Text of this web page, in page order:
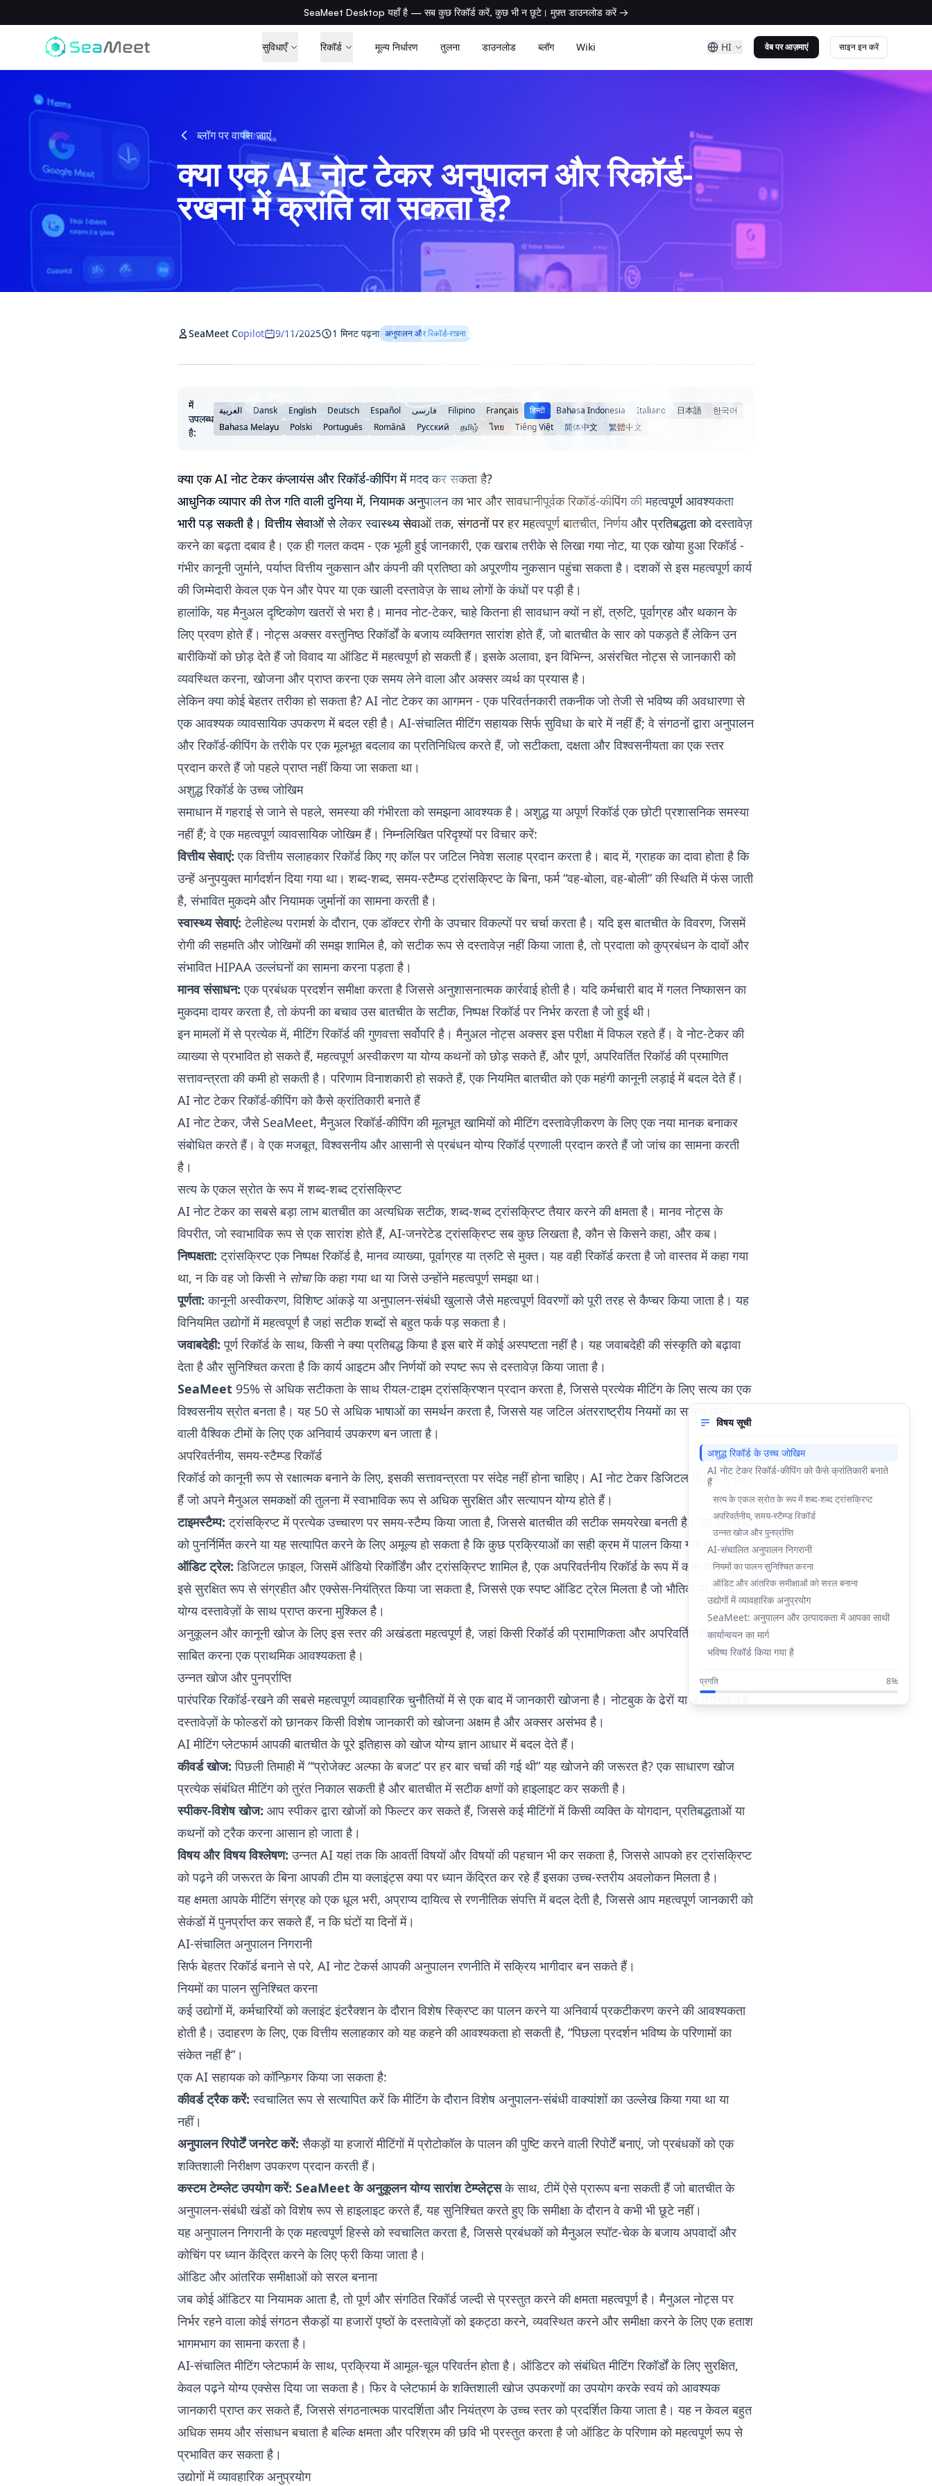
SeaMeet Desktop यहाँ है — सब कुछ रिकॉर्ड करें, कुछ भी न छूटे। मुफ़्त डाउनलोड करें →
सुविधाएँ रिकॉर्ड मूल्य निर्धारण तुलना डाउनलोड ब्लॉग Wiki HI वेब पर आज़माएं साइन इन करें
ब्लॉग पर वापस जाएं
क्या एक AI नोट टेकर अनुपालन और रिकॉर्ड-
रखना में क्रांति ला सकता है?
SeaMeet Copilot 9/11/2025 1 मिनट पढ़ना अनुपालन और रिकॉर्ड-रखना
में
उपलब्ध
है:
العربية Dansk English Deutsch Español فارسی Filipino Français हिन्दी Bahasa Indonesia Italiano 日本語
한국어
Bahasa Melayu
Polski Português Română Русский தமிழ் ไทย Tiếng Việt 简体中文 繁體中文
विषय सूची
अशुद्ध रिकॉर्ड के उच्च जोखिम
AI नोट टेकर रिकॉर्ड-कीपिंग को कैसे क्रांतिकारी बनाते
हैं
सत्य के एकल स्रोत के रूप में शब्द-शब्द ट्रांसक्रिप्ट
अपरिवर्तनीय, समय-स्टैम्प्ड रिकॉर्ड
उन्नत खोज और पुनर्प्राप्ति
AI-संचालित अनुपालन निगरानी
नियमों का पालन सुनिश्चित करना
ऑडिट और आंतरिक समीक्षाओं को सरल बनाना
उद्योगों में व्यावहारिक अनुप्रयोग
SeaMeet: अनुपालन और उत्पादकता में आपका साथी
कार्यान्वयन का मार्ग
भविष्य रिकॉर्ड किया गया है
प्रगति 8%
क्या एक AI नोट टेकर कंप्लायंस और रिकॉर्ड-कीपिंग में मदद कर सकता है?
आधुनिक व्यापार की तेज गति वाली दुनिया में, नियामक अनुपालन का भार और सावधानीपूर्वक रिकॉर्ड-कीपिंग की महत्वपूर्ण आवश्यकता
भारी पड़ सकती है। वित्तीय सेवाओं से लेकर स्वास्थ्य सेवाओं तक, संगठनों पर हर महत्वपूर्ण बातचीत, निर्णय और प्रतिबद्धता को दस्तावेज़
करने का बढ़ता दबाव है। एक ही गलत कदम - एक भूली हुई जानकारी, एक खराब तरीके से लिखा गया नोट, या एक खोया हुआ रिकॉर्ड -
गंभीर कानूनी जुर्माने, पर्याप्त वित्तीय नुकसान और कंपनी की प्रतिष्ठा को अपूरणीय नुकसान पहुंचा सकता है। दशकों से इस महत्वपूर्ण कार्य
की जिम्मेदारी केवल एक पेन और पेपर या एक खाली दस्तावेज़ के साथ लोगों के कंधों पर पड़ी है।
हालांकि, यह मैनुअल दृष्टिकोण खतरों से भरा है। मानव नोट-टेकर, चाहे कितना ही सावधान क्यों न हों, त्रुटि, पूर्वाग्रह और थकान के
लिए प्रवण होते हैं। नोट्स अक्सर वस्तुनिष्ठ रिकॉर्डों के बजाय व्यक्तिगत सारांश होते हैं, जो बातचीत के सार को पकड़ते हैं लेकिन उन
बारीकियों को छोड़ देते हैं जो विवाद या ऑडिट में महत्वपूर्ण हो सकती हैं। इसके अलावा, इन विभिन्न, असंरचित नोट्स से जानकारी को
व्यवस्थित करना, खोजना और प्राप्त करना एक समय लेने वाला और अक्सर व्यर्थ का प्रयास है।
लेकिन क्या कोई बेहतर तरीका हो सकता है? AI नोट टेकर का आगमन - एक परिवर्तनकारी तकनीक जो तेजी से भविष्य की अवधारणा से
एक आवश्यक व्यावसायिक उपकरण में बदल रही है। AI-संचालित मीटिंग सहायक सिर्फ सुविधा के बारे में नहीं हैं; वे संगठनों द्वारा अनुपालन
और रिकॉर्ड-कीपिंग के तरीके पर एक मूलभूत बदलाव का प्रतिनिधित्व करते हैं, जो सटीकता, दक्षता और विश्वसनीयता का एक स्तर
प्रदान करते हैं जो पहले प्राप्त नहीं किया जा सकता था।
अशुद्ध रिकॉर्ड के उच्च जोखिम
समाधान में गहराई से जाने से पहले, समस्या की गंभीरता को समझना आवश्यक है। अशुद्ध या अपूर्ण रिकॉर्ड एक छोटी प्रशासनिक समस्या
नहीं हैं; वे एक महत्वपूर्ण व्यावसायिक जोखिम हैं। निम्नलिखित परिदृश्यों पर विचार करें:
वित्तीय सेवाएं: एक वित्तीय सलाहकार रिकॉर्ड किए गए कॉल पर जटिल निवेश सलाह प्रदान करता है। बाद में, ग्राहक का दावा होता है कि
उन्हें अनुपयुक्त मार्गदर्शन दिया गया था। शब्द-शब्द, समय-स्टैम्प्ड ट्रांसक्रिप्ट के बिना, फर्म “वह-बोला, वह-बोली” की स्थिति में फंस जाती
है, संभावित मुकदमे और नियामक जुर्मानों का सामना करती है।
स्वास्थ्य सेवाएं: टेलीहेल्थ परामर्श के दौरान, एक डॉक्टर रोगी के उपचार विकल्पों पर चर्चा करता है। यदि इस बातचीत के विवरण, जिसमें
रोगी की सहमति और जोखिमों की समझ शामिल है, को सटीक रूप से दस्तावेज़ नहीं किया जाता है, तो प्रदाता को कुप्रबंधन के दावों और
संभावित HIPAA उल्लंघनों का सामना करना पड़ता है।
मानव संसाधन: एक प्रबंधक प्रदर्शन समीक्षा करता है जिससे अनुशासनात्मक कार्रवाई होती है। यदि कर्मचारी बाद में गलत निष्कासन का
मुकदमा दायर करता है, तो कंपनी का बचाव उस बातचीत के सटीक, निष्पक्ष रिकॉर्ड पर निर्भर करता है जो हुई थी।
इन मामलों में से प्रत्येक में, मीटिंग रिकॉर्ड की गुणवत्ता सर्वोपरि है। मैनुअल नोट्स अक्सर इस परीक्षा में विफल रहते हैं। वे नोट-टेकर की
व्याख्या से प्रभावित हो सकते हैं, महत्वपूर्ण अस्वीकरण या योग्य कथनों को छोड़ सकते हैं, और पूर्ण, अपरिवर्तित रिकॉर्ड की प्रमाणित
सत्तावन्त्रता की कमी हो सकती है। परिणाम विनाशकारी हो सकते हैं, एक नियमित बातचीत को एक महंगी कानूनी लड़ाई में बदल देते हैं।
AI नोट टेकर रिकॉर्ड-कीपिंग को कैसे क्रांतिकारी बनाते हैं
AI नोट टेकर, जैसे SeaMeet, मैनुअल रिकॉर्ड-कीपिंग की मूलभूत खामियों को मीटिंग दस्तावेज़ीकरण के लिए एक नया मानक बनाकर
संबोधित करते हैं। वे एक मजबूत, विश्वसनीय और आसानी से प्रबंधन योग्य रिकॉर्ड प्रणाली प्रदान करते हैं जो जांच का सामना करती
है।
सत्य के एकल स्रोत के रूप में शब्द-शब्द ट्रांसक्रिप्ट
AI नोट टेकर का सबसे बड़ा लाभ बातचीत का अत्यधिक सटीक, शब्द-शब्द ट्रांसक्रिप्ट तैयार करने की क्षमता है। मानव नोट्स के
विपरीत, जो स्वाभाविक रूप से एक सारांश होते हैं, AI-जनरेटेड ट्रांसक्रिप्ट सब कुछ लिखता है, कौन से किसने कहा, और कब।
निष्पक्षता: ट्रांसक्रिप्ट एक निष्पक्ष रिकॉर्ड है, मानव व्याख्या, पूर्वाग्रह या त्रुटि से मुक्त। यह वही रिकॉर्ड करता है जो वास्तव में कहा गया
था, न कि वह जो किसी ने सोचाकि कहा गया था या जिसे उन्होंने महत्वपूर्ण समझा था।
पूर्णता: कानूनी अस्वीकरण, विशिष्ट आंकड़े या अनुपालन-संबंधी खुलासे जैसे महत्वपूर्ण विवरणों को पूरी तरह से कैप्चर किया जाता है। यह
विनियमित उद्योगों में महत्वपूर्ण है जहां सटीक शब्दों से बहुत फर्क पड़ सकता है।
जवाबदेही: पूर्ण रिकॉर्ड के साथ, किसी ने क्या प्रतिबद्ध किया है इस बारे में कोई अस्पष्टता नहीं है। यह जवाबदेही की संस्कृति को बढ़ावा
देता है और सुनिश्चित करता है कि कार्य आइटम और निर्णयों को स्पष्ट रूप से दस्तावेज़ किया जाता है।
SeaMeet 95% से अधिक सटीकता के साथ रीयल-टाइम ट्रांसक्रिप्शन प्रदान करता है, जिससे प्रत्येक मीटिंग के लिए सत्य का एक
विश्वसनीय स्रोत बनता है। यह 50 से अधिक भाषाओं का समर्थन करता है, जिससे यह जटिल अंतरराष्ट्रीय नियमों का सामना करने
वाली वैश्विक टीमों के लिए एक अनिवार्य उपकरण बन जाता है।
अपरिवर्तनीय, समय-स्टैम्प्ड रिकॉर्ड
रिकॉर्ड को कानूनी रूप से रक्षात्मक बनाने के लिए, इसकी सत्तावन्त्रता पर संदेह नहीं होना चाहिए। AI नोट टेकर डिजिटल रिकॉर्ड बनाते
हैं जो अपने मैनुअल समकक्षों की तुलना में स्वाभाविक रूप से अधिक सुरक्षित और सत्यापन योग्य होते हैं।
टाइमस्टैम्प: ट्रांसक्रिप्ट में प्रत्येक उच्चारण पर समय-स्टैम्प किया जाता है, जिससे बातचीत की सटीक समयरेखा बनती है। यह घटनाओं
को पुनर्निर्मित करने या यह सत्यापित करने के लिए अमूल्य हो सकता है कि कुछ प्रक्रियाओं का सही क्रम में पालन किया गया था।
ऑडिट ट्रेल: डिजिटल फ़ाइल, जिसमें ऑडियो रिकॉर्डिंग और ट्रांसक्रिप्ट शामिल है, एक अपरिवर्तनीय रिकॉर्ड के रूप में काम करती है।
इसे सुरक्षित रूप से संग्रहीत और एक्सेस-नियंत्रित किया जा सकता है, जिससे एक स्पष्ट ऑडिट ट्रेल मिलता है जो भौतिक या संपादन
योग्य दस्तावेज़ों के साथ प्राप्त करना मुश्किल है।
अनुकूलन और कानूनी खोज के लिए इस स्तर की अखंडता महत्वपूर्ण है, जहां किसी रिकॉर्ड की प्रामाणिकता और अपरिवर्तित स्थिति को
साबित करना एक प्राथमिक आवश्यकता है।
उन्नत खोज और पुनर्प्राप्ति
पारंपरिक रिकॉर्ड-रखने की सबसे महत्वपूर्ण व्यावहारिक चुनौतियों में से एक बाद में जानकारी खोजना है। नोटबुक के ढेरों या असंरचित वर्ड
दस्तावेज़ों के फोल्डरों को छानकर किसी विशेष जानकारी को खोजना अक्षम है और अक्सर असंभव है।
AI मीटिंग प्लेटफार्म आपकी बातचीत के पूरे इतिहास को खोज योग्य ज्ञान आधार में बदल देते हैं।
कीवर्ड खोज: पिछली तिमाही में “‘प्रोजेक्ट अल्फा के बजट’ पर हर बार चर्चा की गई थी” यह खोजने की जरूरत है? एक साधारण खोज
प्रत्येक संबंधित मीटिंग को तुरंत निकाल सकती है और बातचीत में सटीक क्षणों को हाइलाइट कर सकती है।
स्पीकर-विशेष खोज: आप स्पीकर द्वारा खोजों को फिल्टर कर सकते हैं, जिससे कई मीटिंगों में किसी व्यक्ति के योगदान, प्रतिबद्धताओं या
कथनों को ट्रैक करना आसान हो जाता है।
विषय और विषय विश्लेषण: उन्नत AI यहां तक कि आवर्ती विषयों और विषयों की पहचान भी कर सकता है, जिससे आपको हर ट्रांसक्रिप्ट
को पढ़ने की जरूरत के बिना आपकी टीम या क्लाइंट्स क्या पर ध्यान केंद्रित कर रहे हैं इसका उच्च-स्तरीय अवलोकन मिलता है।
यह क्षमता आपके मीटिंग संग्रह को एक धूल भरी, अप्राप्य दायित्व से रणनीतिक संपत्ति में बदल देती है, जिससे आप महत्वपूर्ण जानकारी को
सेकंडों में पुनर्प्राप्त कर सकते हैं, न कि घंटों या दिनों में।
AI-संचालित अनुपालन निगरानी
सिर्फ बेहतर रिकॉर्ड बनाने से परे, AI नोट टेकर्स आपकी अनुपालन रणनीति में सक्रिय भागीदार बन सकते हैं।
नियमों का पालन सुनिश्चित करना
कई उद्योगों में, कर्मचारियों को क्लाइंट इंटरैक्शन के दौरान विशेष स्क्रिप्ट का पालन करने या अनिवार्य प्रकटीकरण करने की आवश्यकता
होती है। उदाहरण के लिए, एक वित्तीय सलाहकार को यह कहने की आवश्यकता हो सकती है, “पिछला प्रदर्शन भविष्य के परिणामों का
संकेत नहीं है”।
एक AI सहायक को कॉन्फ़िगर किया जा सकता है:
कीवर्ड ट्रैक करें: स्वचालित रूप से सत्यापित करें कि मीटिंग के दौरान विशेष अनुपालन-संबंधी वाक्यांशों का उल्लेख किया गया था या
नहीं।
अनुपालन रिपोर्टें जनरेट करें: सैकड़ों या हजारों मीटिंगों में प्रोटोकॉल के पालन की पुष्टि करने वाली रिपोर्टें बनाएं, जो प्रबंधकों को एक
शक्तिशाली निरीक्षण उपकरण प्रदान करती हैं।
कस्टम टेम्प्लेट उपयोग करें: SeaMeet के अनुकूलन योग्य सारांश टेम्प्लेट्सके साथ, टीमें ऐसे प्रारूप बना सकती हैं जो बातचीत के
अनुपालन-संबंधी खंडों को विशेष रूप से हाइलाइट करते हैं, यह सुनिश्चित करते हुए कि समीक्षा के दौरान वे कभी भी छूटे नहीं।
यह अनुपालन निगरानी के एक महत्वपूर्ण हिस्से को स्वचालित करता है, जिससे प्रबंधकों को मैनुअल स्पॉट-चेक के बजाय अपवादों और
कोचिंग पर ध्यान केंद्रित करने के लिए फ्री किया जाता है।
ऑडिट और आंतरिक समीक्षाओं को सरल बनाना
जब कोई ऑडिटर या नियामक आता है, तो पूर्ण और संगठित रिकॉर्ड जल्दी से प्रस्तुत करने की क्षमता महत्वपूर्ण है। मैनुअल नोट्स पर
निर्भर रहने वाला कोई संगठन सैकड़ों या हजारों पृष्ठों के दस्तावेज़ों को इकट्ठा करने, व्यवस्थित करने और समीक्षा करने के लिए एक हताश
भागमभाग का सामना करता है।
AI-संचालित मीटिंग प्लेटफार्म के साथ, प्रक्रिया में आमूल-चूल परिवर्तन होता है। ऑडिटर को संबंधित मीटिंग रिकॉर्डों के लिए सुरक्षित,
केवल पढ़ने योग्य एक्सेस दिया जा सकता है। फिर वे प्लेटफार्म के शक्तिशाली खोज उपकरणों का उपयोग करके स्वयं को आवश्यक
जानकारी प्राप्त कर सकते हैं, जिससे संगठनात्मक पारदर्शिता और नियंत्रण के उच्च स्तर को प्रदर्शित किया जाता है। यह न केवल बहुत
अधिक समय और संसाधन बचाता है बल्कि क्षमता और परिश्रम की छवि भी प्रस्तुत करता है जो ऑडिट के परिणाम को महत्वपूर्ण रूप से
प्रभावित कर सकता है।
उद्योगों में व्यावहारिक अनुप्रयोग